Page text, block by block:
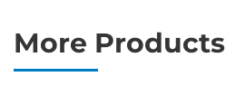
More Products